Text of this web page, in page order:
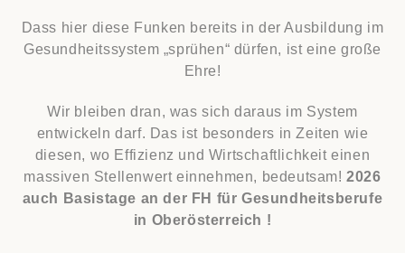
Dass hier diese Funken bereits in der Ausbildung im
Gesundheitssystem „sprühen“ dürfen, ist eine große
Ehre!
Wir bleiben dran, was sich daraus im System
entwickeln darf. Das ist besonders in Zeiten wie
diesen, wo Effizienz und Wirtschaftlichkeit einen
massiven Stellenwert einnehmen, bedeutsam!2026
auch Basistage an der FH für Gesundheitsberufe
in Oberösterreich !